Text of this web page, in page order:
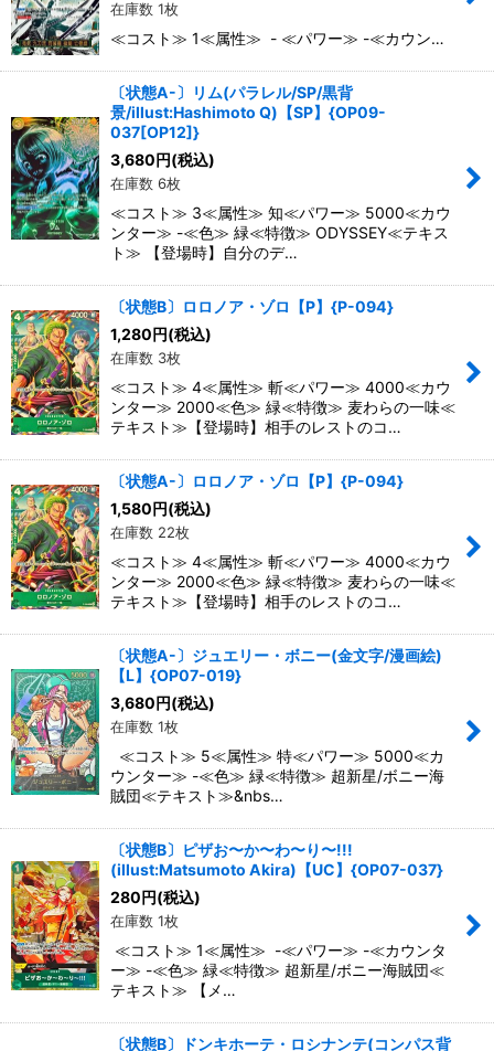
在庫数 1枚
≪コスト≫ 1≪属性≫ - ≪パワー≫ -≪カウン…
〔状態A-〕リム(パラレル/SP/黒背
景/illust:Hashimoto Q)【SP】{OP09-
037[OP12]}
3,680円(税込)
在庫数 6枚
≪コスト≫ 3≪属性≫ 知≪パワー≫ 5000≪カウ
ンター≫ -≪色≫ 緑≪特徴≫ ODYSSEY≪テキス
ト≫ 【登場時】自分のデ…
〔状態B〕ロロノア・ゾロ【P】{P-094}
1,280円(税込)
在庫数 3枚
≪コスト≫ 4≪属性≫ 斬≪パワー≫ 4000≪カウ
ンター≫ 2000≪色≫ 緑≪特徴≫ 麦わらの一味≪
テキスト≫【登場時】相手のレストのコ…
〔状態A-〕ロロノア・ゾロ【P】{P-094}
1,580円(税込)
在庫数 22枚
≪コスト≫ 4≪属性≫ 斬≪パワー≫ 4000≪カウ
ンター≫ 2000≪色≫ 緑≪特徴≫ 麦わらの一味≪
テキスト≫【登場時】相手のレストのコ…
〔状態A-〕ジュエリー・ボニー(金文字/漫画絵)
【L】{OP07-019}
3,680円(税込)
在庫数 1枚
≪コスト≫ 5≪属性≫ 特≪パワー≫ 5000≪カ
ウンター≫ -≪色≫ 緑≪特徴≫ 超新星/ボニー海
賊団≪テキスト≫&nbs…
〔状態B〕ピザお〜か〜わ〜り〜!!!
(illust:Matsumoto Akira)【UC】{OP07-037}
280円(税込)
在庫数 1枚
≪コスト≫ 1≪属性≫ -≪パワー≫ -≪カウンタ
ー≫ -≪色≫ 緑≪特徴≫ 超新星/ボニー海賊団≪
テキスト≫ 【メ…
〔状態B〕ドンキホーテ・ロシナンテ(コンパス背